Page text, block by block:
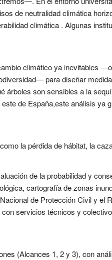
de neutralidad climática
climática . Algunas
climático ya inevitables
para diseñar
árboles son sensibles a la
de España,este análisis ya
la pérdida de hábitat, la
de la probabilidad y
cartografía de zonas
de Protección Civil y el
servicios técnicos y
(Alcances 1, 2 y 3), con